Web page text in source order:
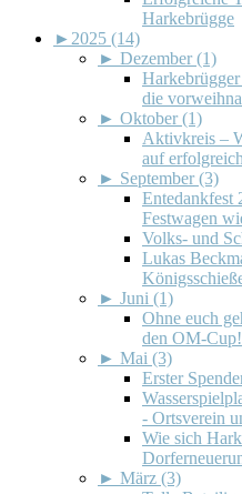
Harkebrügge
► 2025 (14)
► Dezember (1)
die
► Oktober (1)
Aktivkreis –
auf
► September (3)
Entedankfest
Festwagen
Volks- und
Lukas
► Juni (1)
Ohne euch
den OM-Cup!
► Mai (3)
Erster
- Ortsverein
Wie sich
► März (3)